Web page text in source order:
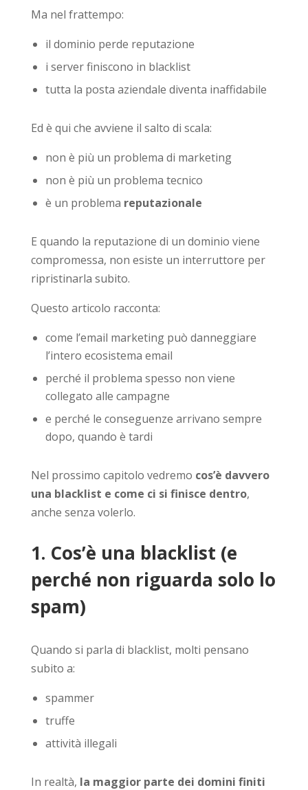
Ma nel frattempo:
il dominio perde reputazione
i server finiscono in blacklist
tutta la posta aziendale diventa inaffidabile
Ed è qui che avviene il salto di scala:
non è più un problema di marketing
non è più un problema tecnico
è un problema reputazionale
E quando la reputazione di un dominio viene
compromessa, non esiste un interruttore per
ripristinarla subito.
Questo articolo racconta:
come l’email marketing può danneggiare
l’intero ecosistema email
perché il problema spesso non viene
collegato alle campagne
e perché le conseguenze arrivano sempre
dopo, quando è tardi
Nel prossimo capitolo vedremo cos’è davvero
una blacklist e come ci si finisce dentro,
anche senza volerlo.
1. Cos’è una blacklist (e
perché non riguarda solo lo
spam)
Quando si parla di blacklist, molti pensano
subito a:
spammer
truffe
attività illegali
In realtà, la maggior parte dei domini finiti